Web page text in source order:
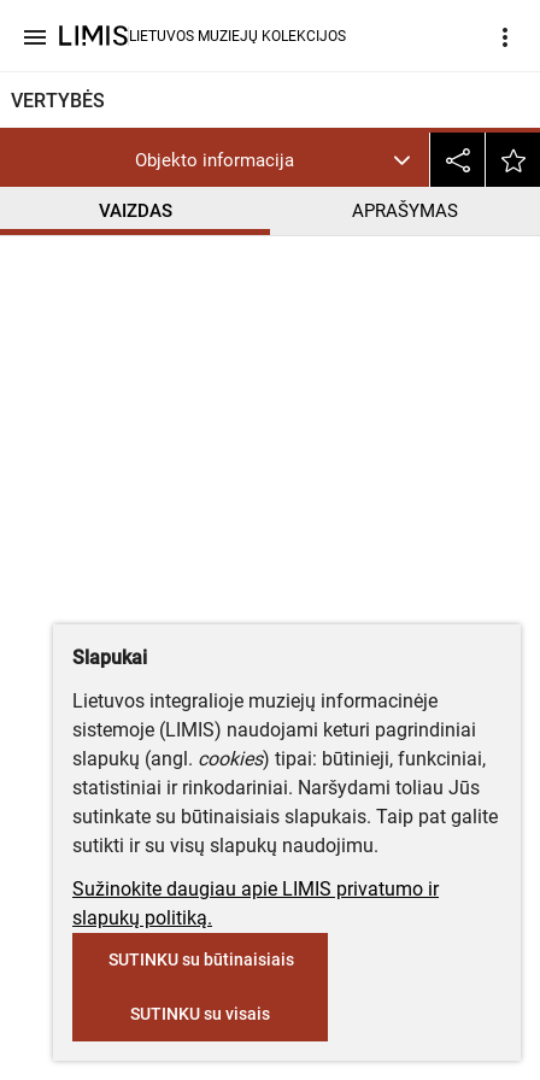
menu LIETUVOS MUZIEJŲ KOLEKCIJOS more_vert
VERTYBĖS
Objekto informacija
VAIZDAS APRAŠYMAS
Slapukai
Lietuvos integralioje muziejų informacinėje
sistemoje (LIMIS) naudojami keturi pagrindiniai
slapukų (angl.cookies) tipai: būtinieji, funkciniai,
statistiniai ir rinkodariniai. Naršydami toliau Jūs
sutinkate su būtinaisiais slapukais. Taip pat galite
sutikti ir su visų slapukų naudojimu.
Sužinokite daugiau apie LIMIS privatumo ir
slapukų politiką.
SUTINKU su būtinaisiais
SUTINKU su visais